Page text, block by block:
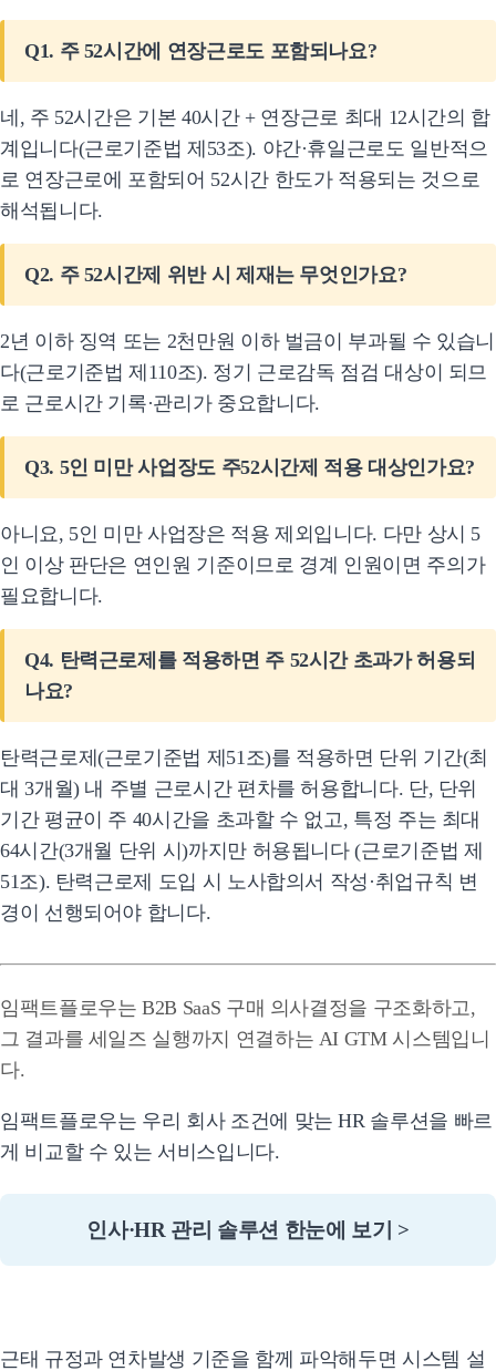
Q1. 주 52시간에 연장근로도 포함되나요?
네, 주 52시간은 기본 40시간 + 연장근로 최대 12시간의 합
계입니다(근로기준법 제53조). 야간·휴일근로도 일반적으
로 연장근로에 포함되어 52시간 한도가 적용되는 것으로
해석됩니다.
Q2. 주 52시간제 위반 시 제재는 무엇인가요?
2년 이하 징역 또는 2천만원 이하 벌금이 부과될 수 있습니
다(근로기준법 제110조). 정기 근로감독 점검 대상이 되므
로 근로시간 기록·관리가 중요합니다.
Q3. 5인 미만 사업장도 주52시간제 적용 대상인가요?
아니요, 5인 미만 사업장은 적용 제외입니다. 다만 상시 5
인 이상 판단은 연인원 기준이므로 경계 인원이면 주의가
필요합니다.
Q4. 탄력근로제를 적용하면 주 52시간 초과가 허용되
나요?
탄력근로제(근로기준법 제51조)를 적용하면 단위 기간(최
대 3개월) 내 주별 근로시간 편차를 허용합니다. 단, 단위
기간 평균이 주 40시간을 초과할 수 없고, 특정 주는 최대
64시간(3개월 단위 시)까지만 허용됩니다 (근로기준법 제
51조). 탄력근로제 도입 시 노사합의서 작성·취업규칙 변
경이 선행되어야 합니다.
임팩트플로우는 B2B SaaS 구매 의사결정을 구조화하고,
그 결과를 세일즈 실행까지 연결하는 AI GTM 시스템입니
다.
임팩트플로우는 우리 회사 조건에 맞는 HR 솔루션을 빠르
게 비교할 수 있는 서비스입니다.
인사·HR 관리 솔루션 한눈에 보기 >
근태 규정과 연차발생 기준을 함께 파악해두면 시스템 설